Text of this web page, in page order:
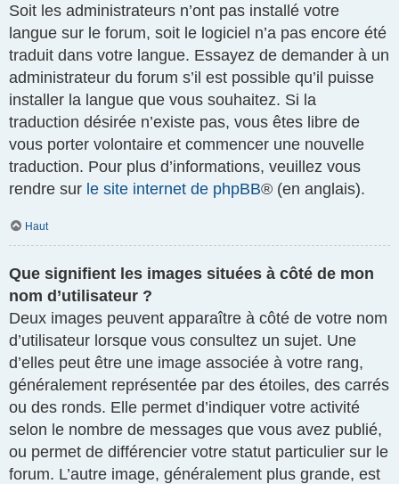
Soit les administrateurs n’ont pas installé votre
langue sur le forum, soit le logiciel n’a pas encore été
traduit dans votre langue. Essayez de demander à un
administrateur du forum s’il est possible qu’il puisse
installer la langue que vous souhaitez. Si la
traduction désirée n’existe pas, vous êtes libre de
vous porter volontaire et commencer une nouvelle
traduction. Pour plus d’informations, veuillez vous
rendre sur le site internet de phpBB® (en anglais).
Haut
Que signifient les images situées à côté de mon
nom d’utilisateur ?
Deux images peuvent apparaître à côté de votre nom
d’utilisateur lorsque vous consultez un sujet. Une
d’elles peut être une image associée à votre rang,
généralement représentée par des étoiles, des carrés
ou des ronds. Elle permet d’indiquer votre activité
selon le nombre de messages que vous avez publié,
ou permet de différencier votre statut particulier sur le
forum. L’autre image, généralement plus grande, est